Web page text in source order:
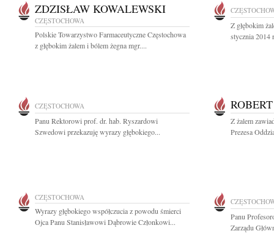
ZDZISŁAW KOWALEWSKI
CZĘSTOCHOWA
Polskie Towarzystwo Farmaceutyczne Częstochowa
z głębokim żalem i bólem żegna mgr....
Z głębokim
stycznia 2014
CZĘSTOCHOWA
Panu Rektorowi prof. dr. hab. Ryszardowi
Szwedowi przekazuję wyrazy głębokiego...
Z żalem
Prezesa
CZĘSTOCHOWA
Wyrazy głębokiego współczucia z powodu śmierci
Ojca Panu Stanisławowi Dąbrowie Członkowi...
Panu
Zarządu